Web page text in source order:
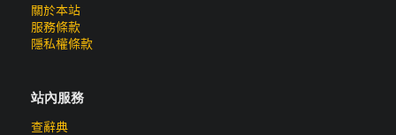
關於本站
服務條款
隱私權條款
站內服務
查辭典